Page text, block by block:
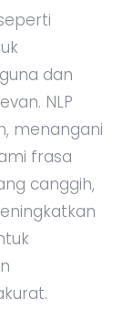
dan
NLP
menangani
frasa
canggih,